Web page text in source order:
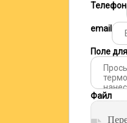
Телефон
email
Поле
Файл